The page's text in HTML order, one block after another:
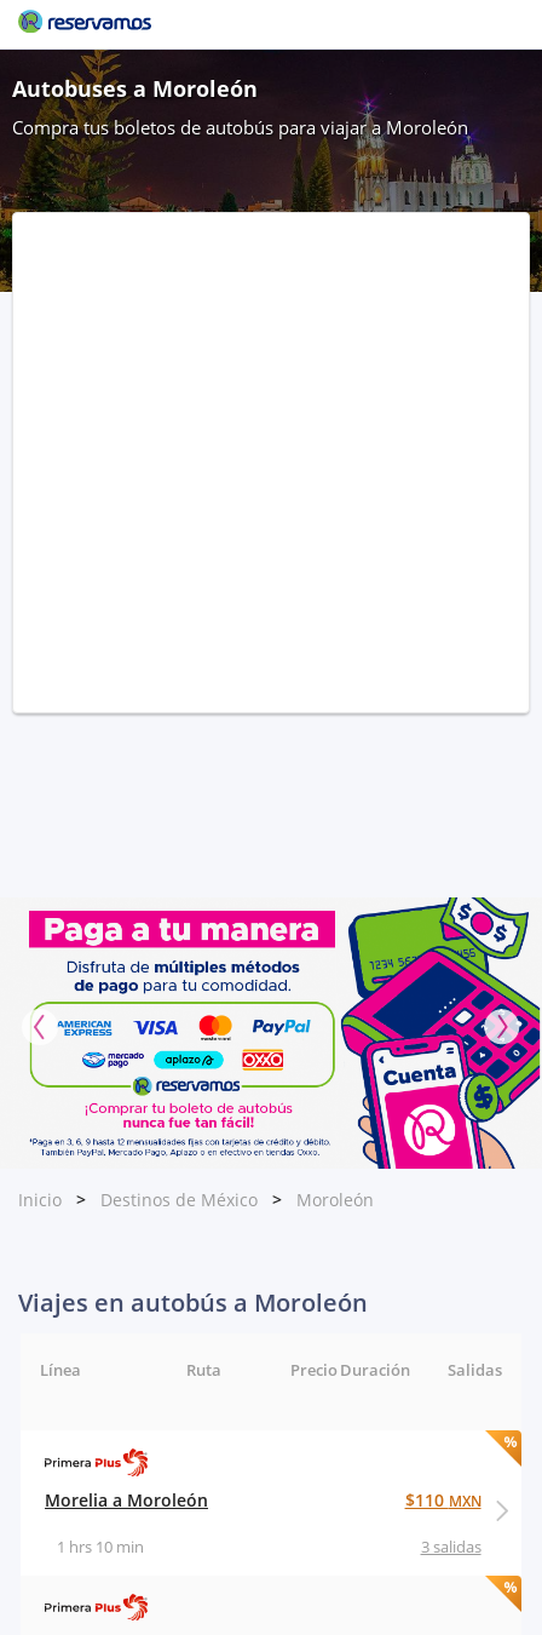
Autobuses a Moroleón
Compra tus boletos de autobús para viajar a Moroleón
Inicio Destinos de México Moroleón
Viajes en autobús a Moroleón
Línea Ruta Salidas
Duración
Precio
Morelia a Moroleón
3 salidas
1 hrs 10 min
$110 MXN